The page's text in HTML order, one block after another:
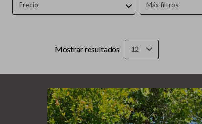
Precio Más filtros
Mostrar resultados 12